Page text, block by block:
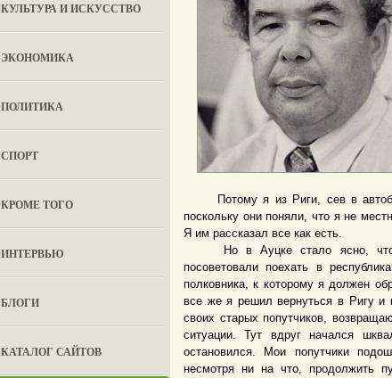
КУЛЬТУРА И ИСКУССТВО
ЭКОНОМИКА
ПОЛИТИКА
СПОРТ
КРОМЕ ТОГО
ИНТЕРВЬЮ
БЛОГИ
КАТАЛОГ САЙТОВ
Потому я из Риги, сев в
поскольку они поняли, что я не
Я им рассказал все как есть.
Но в Ауцке стало ясно, что
посоветовали поехать в
полковника, к которому я должен
все же я решил вернуться в Ригу и
своих старых попутчиков,
ситуации. Тут вдруг начался
остановился. Мои попутчики
несмотря ни на что, продолжить